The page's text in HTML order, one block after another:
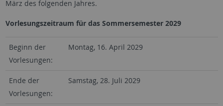
März des folgenden Jahres.
Vorlesungszeitraum für das Sommersemester 2029
Beginn der
Vorlesungen:
Montag, 16. April 2029
Ende der
Vorlesungen:
Samstag, 28. Juli 2029